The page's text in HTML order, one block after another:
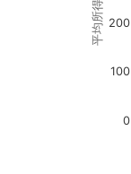
0
100
200